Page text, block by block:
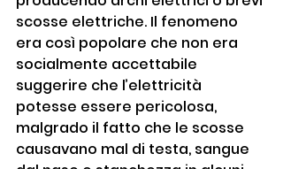
scosse elettriche. Il fenomeno
era così popolare che non era
socialmente accettabile
suggerire che l’elettricità
potesse essere pericolosa,
malgrado il fatto che le scosse
causavano mal di testa, sangue